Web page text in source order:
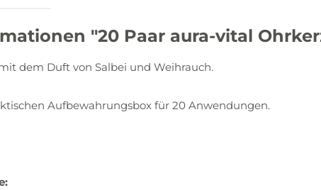
"20 Paar aura-vital
dem Duft von Salbei und Weihrauch.
Aufbewahrungsbox für 20 Anwendungen.